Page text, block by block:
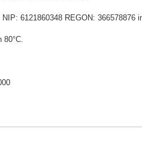
6121860348 REGON: 366578876
80°C.